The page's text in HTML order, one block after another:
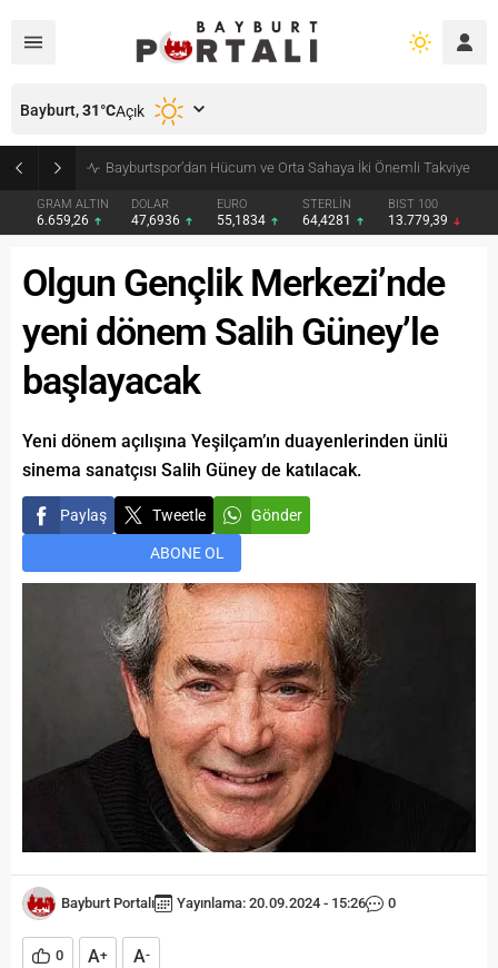
Bayburt’ta Minik Öğrencilere Jandarma Mesleği Tanıtıldı
GRAM ALTIN
6.659,26
DOLAR
47,6936
EURO
55,1834
STERLİN
64,4281
BIST 100
13.779,39
Bayburt,31°CAçık
Olgun Gençlik Merkezi’nde
yeni dönem Salih Güney’le
başlayacak
Yeni dönem açılışına Yeşilçam’ın duayenlerinden ünlü
sinema sanatçısı Salih Güney de katılacak.
Paylaş Tweetle Gönder
ABONE OL
Bayburt Portalı Yayınlama: 20.09.2024 - 15:26 0
0 A+ A-